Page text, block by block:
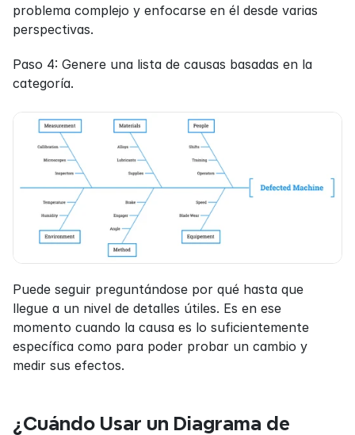
problema complejo y enfocarse en él desde varias
perspectivas.
Paso 4: Genere una lista de causas basadas en la
categoría.
Puede seguir preguntándose por qué hasta que
llegue a un nivel de detalles útiles. Es en ese
momento cuando la causa es lo suficientemente
específica como para poder probar un cambio y
medir sus efectos.
¿Cuándo Usar un Diagrama de